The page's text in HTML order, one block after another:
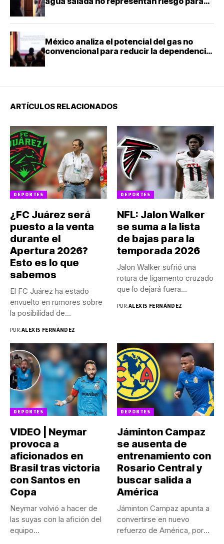
México analiza el potencial del gas no
convencional para reducir la dependencia
ARTÍCULOS RELACIONADOS
DEPORTES
¿FC Juárez será
puesto a la venta
durante el
Apertura 2026?
Esto es lo que
sabemos
El FC Juárez ha estado
envuelto en rumores sobre
la posibilidad de...
POR:ALEXIS FERNÁNDEZ
DEPORTES
NFL: Jalon Walker
se suma a la lista
de bajas para la
temporada 2026
Jalon Walker sufrió una
rotura de ligamento cruzado
que lo dejará fuera...
POR:ALEXIS FERNÁNDEZ
DEPORTES
VIDEO | Neymar
provoca a
aficionados en
Brasil tras victoria
con Santos en
Copa
Neymar volvió a hacer de
las suyas con la afición del
equipo...
DEPORTES
Jáminton Campaz
se ausenta de
entrenamiento con
Rosario Central y
buscar salida a
América
Jáminton Campaz apunta a
convertirse en nuevo
refuerzo de América, por